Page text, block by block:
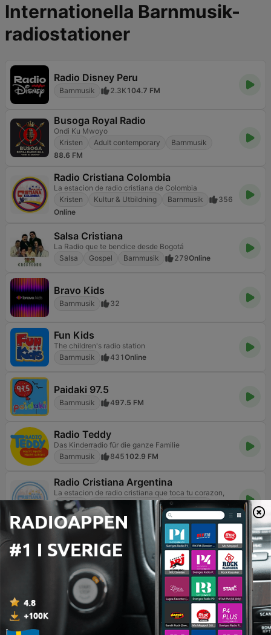
Internationella Barnmusik-
radiostationer
Radio Disney Peru
Barnmusik 2.3K 104.7 FM
Busoga Royal Radio
Ondi Ku Mwoyo
Kristen
Adult contemporary
Barnmusik
88.6 FM
Radio Cristiana Colombia
La estacion de radio cristiana de Colombia
Kristen
Kultur & Utbildning Barnmusik
356
Online
Salsa Cristiana
La Radio que te bendice desde Bogotá
Salsa
Gospel Barnmusik 279Online
Bravo Kids
Barnmusik 32
Fun Kids
The children's radio station
Barnmusik
431 Online
Paidaki 97.5
Barnmusik 497.5 FM
Radio Teddy
Das Kinderradio für die ganze Familie
Barnmusik
845 102.9 FM
Radio Cristiana Argentina
La estacion de radio cristiana que toca tu corazon,
Kristen
Adult contemporary
Barnmusik
232 Online
RMF Baby dla dzieci
Barnmusik 46Online